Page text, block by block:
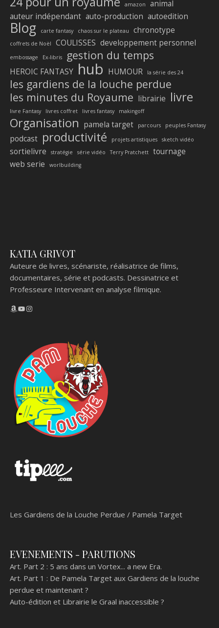
amazon
animal
auteur indépendant auto-production autoedition
Blog carte fantasy chaos sur le plateau chronotype
coffrets de Noël COULISSES developpement personnel
embossage Ex-libris gestion du temps
HEROIC FANTASY hub HUMOUR la série des 24
les gardiens de la louche perdue
les minutes du Royaume librairie livre
livre Fantasy livres coffret livres fantasy makingoff
Organisation pamela target parcours peuples Fantasy
podcast productivité projets artistiques sketch vidéo
sortielivre stratégie série vidéo Terry Pratchett
tournage
web serie
worlbuilding
KATIA GRIVOT
Auteure de livres, scénariste, réalisatrice de films,
documentaires, série et podcasts. Dessinatrice et
Professeure Intervenant en analyse filmique.
Amazon
YouTube
Instagram
Les Gardiens de la Louche Perdue / Pamela Target
EVENEMENTS - PARUTIONS
Art. Part 2 : 5 ans dans un Vortex... a new Era.
Art. Part 1 : De Pamela Target aux Gardiens de la louche
perdue et maintenant ?
Auto-édition et Librairie le Graal inaccessible ?